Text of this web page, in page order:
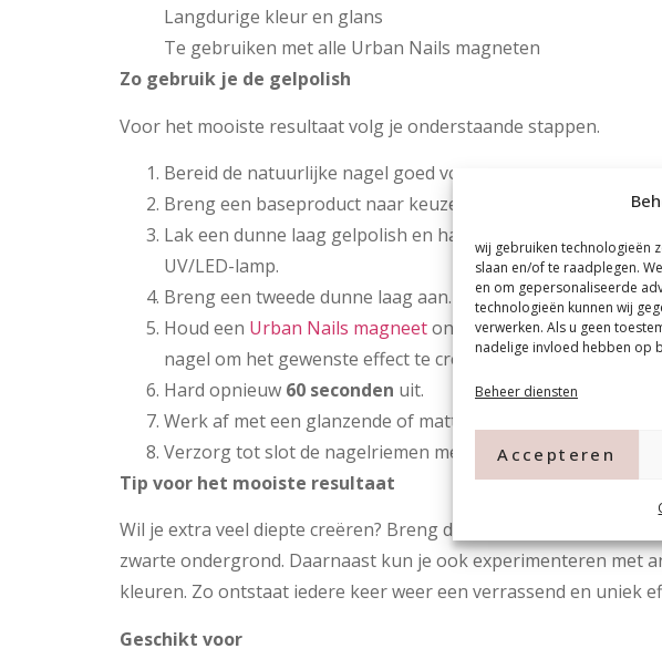
wij gebruiken technologieën
slaan en/of te raadplegen.
en om gepersonaliseerde
technologieën kunnen wij
verwerken. Als u geen
nadelige invloed hebben op
Beheer diensten
Accepteren
Langdurige kleur en glans
Te gebruiken met alle Urban Nails magneten
Zo gebruik je de gelpolish
Voor het mooiste resultaat volg je onderstaande stappen.
Bereid de natuurlijke nagel goed voor.
Breng een baseproduct naar keuze aan.
Lak een dunne laag gelpolish en hard deze
UV/LED-lamp.
Breng een tweede dunne laag aan.
Houd een Urban Nails magneetongeveer2 millimeter
nagel om het gewenste effect te creëren.
Hard opnieuw 60 seconden uit.
Werk af met een glanzende of matte topcoat.
Verzorg tot slot de nagelriemen met nagelolie.
Tip voor het mooiste resultaat
Wil je extra veel diepte creëren? Breng de gelpolish dan aan over
zwarte ondergrond. Daarnaast kun je ook experimenteren met
kleuren. Zo ontstaat iedere keer weer een verrassend en uniek
Geschikt voor